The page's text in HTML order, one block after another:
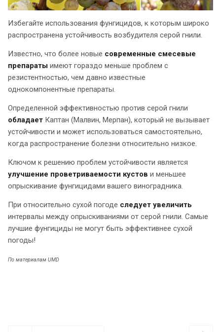
Избегайте использования фунгицидов, к которым широко
распространена устойчивость возбудителя серой гнили.
Известно, что более новые современные смесевые
препараты имеют гораздо меньше проблем с
резистентностью, чем давно известные
однокомпонентные препараты.
Определенной эффективностью против серой гнили
обладает Каптан (Малвин, Мерпан), который не вызывает
устойчивости и может использоваться самостоятельно,
когда распространение болезни относительно низкое.
Ключом к решению проблем устойчивости является
улучшение проветриваемости кустов и меньшее
опрыскивание фунгицидами вашего виноградника.
При относительно сухой погоде следует увеличить
интервалы между опрыскиваниями от серой гнили. Самые
лучшие фунгициды не могут быть эффективнее сухой
погоды!
По материалам UMD